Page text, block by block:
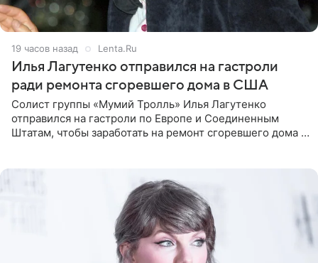
19 часов назад Lenta.Ru
Илья Лагутенко отправился на гастроли
ради ремонта сгоревшего дома в США
Солист группы «Мумий Тролль» Илья Лагутенко
отправился на гастроли по Европе и Соединенным
Штатам, чтобы заработать на ремонт сгоревшего дома в